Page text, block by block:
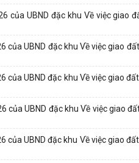
của UBND đặc khu Về việc
UBND đặc khu Về việc giao
UBND đặc khu Về việc giao
của UBND đặc khu Về việc giao
của UBND đặc khu Về việc giao